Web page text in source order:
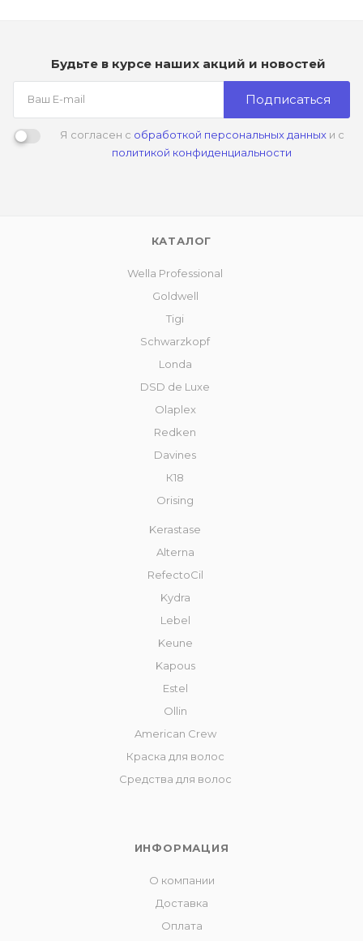
Будьте в курсе наших акций и новостей
Подписаться
Я согласен с обработкой персональных данныхи с
политикой конфиденциальности
КАТАЛОГ
Wella Professional
Goldwell
Tigi
Schwarzkopf
Londa
DSD de Luxe
Olaplex
Redken
Davines
К18
Orising
Kerastase
Alterna
RefectoCil
Kydra
Lebel
Keune
Kapous
Estel
Ollin
American Crew
Краска для волос
Средства для волос
ИНФОРМАЦИЯ
О компании
Доставка
Оплата